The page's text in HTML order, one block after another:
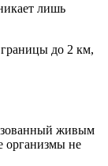
лишь
до 2 км,
живым
организмы не